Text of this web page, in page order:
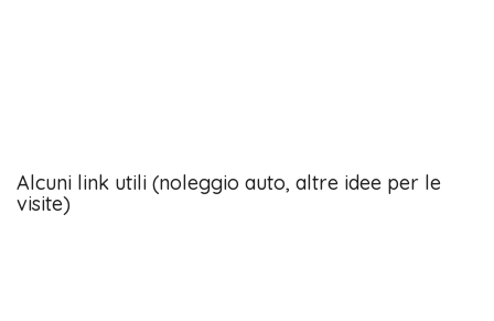
Alcuni link utili (noleggio auto, altre idee per le
visite)